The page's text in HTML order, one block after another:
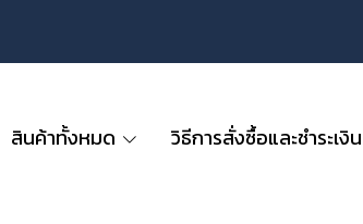
สินค้าทั้งหมด วิธีการสั่งซื้อและชำระเงิน